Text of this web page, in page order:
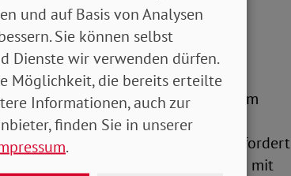
in LTA-Einrichtungen im
von Frauen und Mädchen mit
getragen werden. Die GE LTA fordert
Frauen bzw. Leistungsberechtigten mit
und auf Basis von Analysen
Sie können selbst
Dienste wir verwenden dürfen.
Möglichkeit, die bereits erteilte
Informationen, auch zur
finden Sie in unserer
.